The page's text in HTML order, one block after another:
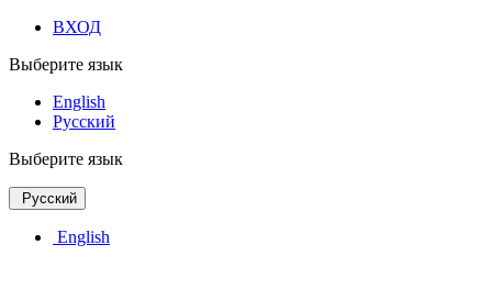
ВХОД
Выберите язык
English
Русский
Выберите язык
Русский
English